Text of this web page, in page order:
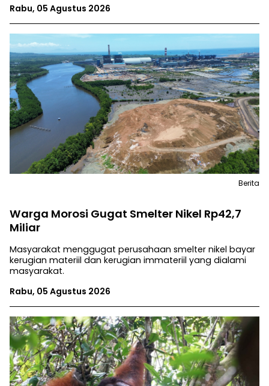
Rabu, 05 Agustus 2026
Warga Morosi Gugat Smelter Nikel Rp42,7
Miliar
Masyarakat menggugat perusahaan smelter nikel bayar
kerugian materiil dan kerugian immateriil yang dialami
masyarakat.
Rabu, 05 Agustus 2026
Berita